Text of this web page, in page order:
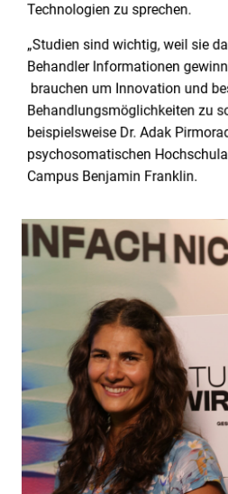
Technologien zu sprechen.
„Studien sind wichtig, weil sie
Behandler Informationen
brauchen um Innovation und
Behandlungsmöglichkeiten zu
beispielsweise Dr. Adak
psychosomatischen
Campus Benjamin Franklin.